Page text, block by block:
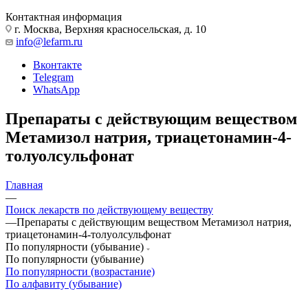
Контактная информация
г. Москва, Верхняя красносельская, д. 10
info@lefarm.ru
Вконтакте
Telegram
WhatsApp
Препараты с действующим веществом
Метамизол натрия, триацетонамин-4-
толуолсульфонат
Главная
—
Поиск лекарств по действующему веществу
—Препараты с действующим веществом Метамизол натрия,
триацетонамин-4-толуолсульфонат
По популярности (убывание)
По популярности (убывание)
По популярности (возрастание)
По алфавиту (убывание)